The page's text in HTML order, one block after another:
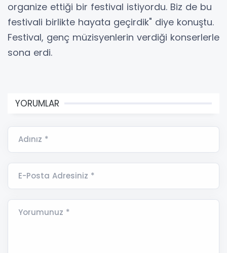
organize ettiği bir festival istiyordu. Biz de bu
festivali birlikte hayata geçirdik" diye konuştu.
Festival, genç müzisyenlerin verdiği konserlerle
sona erdi.
YORUMLAR
Adınız *
E-Posta Adresiniz *
Yorumunuz *